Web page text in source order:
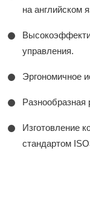
на английском
управления.
Эргономичное
Разнообразная
Изготовление
стандартом